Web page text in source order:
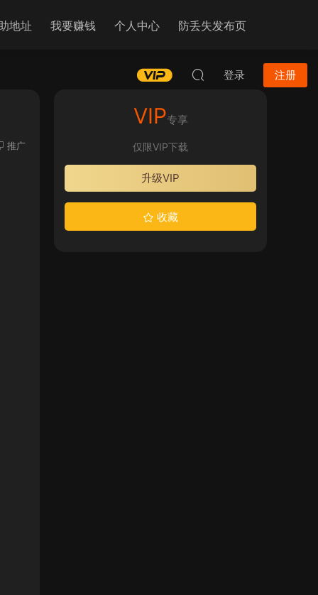
地址 我要赚钱 个人中心 防丢失发布页
登录 注册
推广
VIP专享
仅限VIP下载
升级VIP
收藏